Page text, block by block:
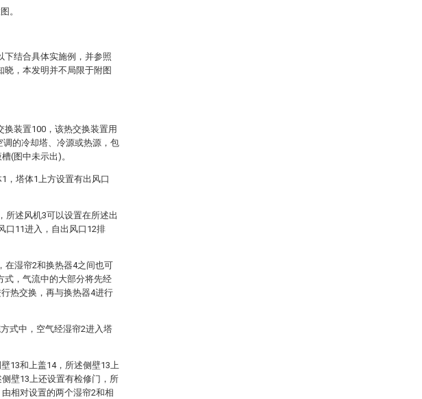
。
下结合具体实施例，并参照
晓，本发明并不局限于附图
装置100，该热交换装置用
的冷却塔、冷源或热源，包
(图中未示出)。
，塔体1上方设置有出风口
所述风机3可以设置在所述出
口11进入，自出风口12排
在湿帘2和换热器4之间也可
式，气流中的大部分将先经
热交换，再与换热器4进行
式中，空气经湿帘2进入塔
13和上盖14，所述侧壁13上
壁13上还设置有检修门，所
相对设置的两个湿帘2和相